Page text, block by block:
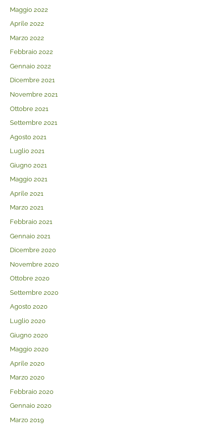
Maggio 2022
Aprile 2022
Marzo 2022
Febbraio 2022
Gennaio 2022
Dicembre 2021
Novembre 2021
Ottobre 2021
Settembre 2021
Agosto 2021
Luglio 2021
Giugno 2021
Maggio 2021
Aprile 2021
Marzo 2021
Febbraio 2021
Gennaio 2021
Dicembre 2020
Novembre 2020
Ottobre 2020
Settembre 2020
Agosto 2020
Luglio 2020
Giugno 2020
Maggio 2020
Aprile 2020
Marzo 2020
Febbraio 2020
Gennaio 2020
Marzo 2019